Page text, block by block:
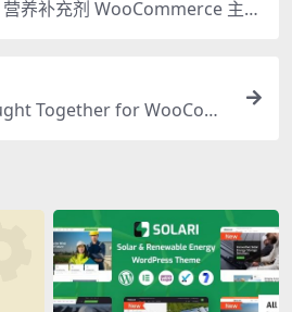
养补充剂 WooCommerce 主题
Together for WooCom